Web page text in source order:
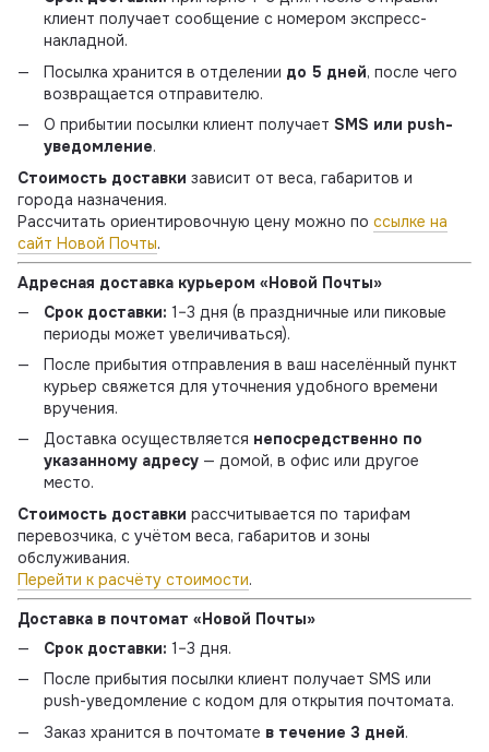
клиент получает сообщение с номером экспресс-
накладной.
Посылка хранится в отделении до 5 дней, после чего
возвращается отправителю.
О прибытии посылки клиент получает SMS или push-
уведомление.
Стоимость доставки зависит от веса, габаритов и
города назначения.
Рассчитать ориентировочную цену можно по ссылке на
сайт Новой Почты.
Адресная доставка курьером «Новой Почты»
Срок доставки: 1–3 дня (в праздничные или пиковые
периоды может увеличиваться).
После прибытия отправления в ваш населённый пункт
курьер свяжется для уточнения удобного времени
вручения.
Доставка осуществляется непосредственно по
указанному адресу — домой, в офис или другое
место.
Стоимость доставки рассчитывается по тарифам
перевозчика, с учётом веса, габаритов и зоны
обслуживания.
Перейти к расчёту стоимости.
Доставка в почтомат «Новой Почты»
Срок доставки: 1–3 дня.
После прибытия посылки клиент получает SMS или
push-уведомление с кодом для открытия почтомата.
Заказ хранится в почтомате в течение 3 дней.